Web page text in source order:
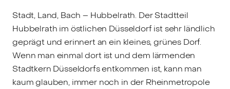
Stadt, Land, Bach – Hubbelrath. Der Stadtteil
Hubbelrath im östlichen Düsseldorf ist sehr ländlich
geprägt und erinnert an ein kleines, grünes Dorf.
Wenn man einmal dort ist und dem lärmenden
Stadtkern Düsseldorfs entkommen ist, kann man
kaum glauben, immer noch in der Rheinmetropole